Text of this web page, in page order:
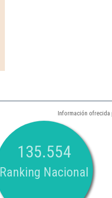
Información ofrecida
135.554
Ranking Nacional